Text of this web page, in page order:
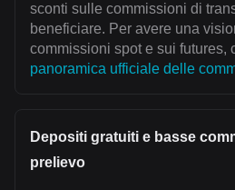
sconti sulle commissioni di
beneficiare. Per avere una
commissioni spot e sui futures,
panoramica ufficiale delle
Depositi gratuiti e basse
prelievo